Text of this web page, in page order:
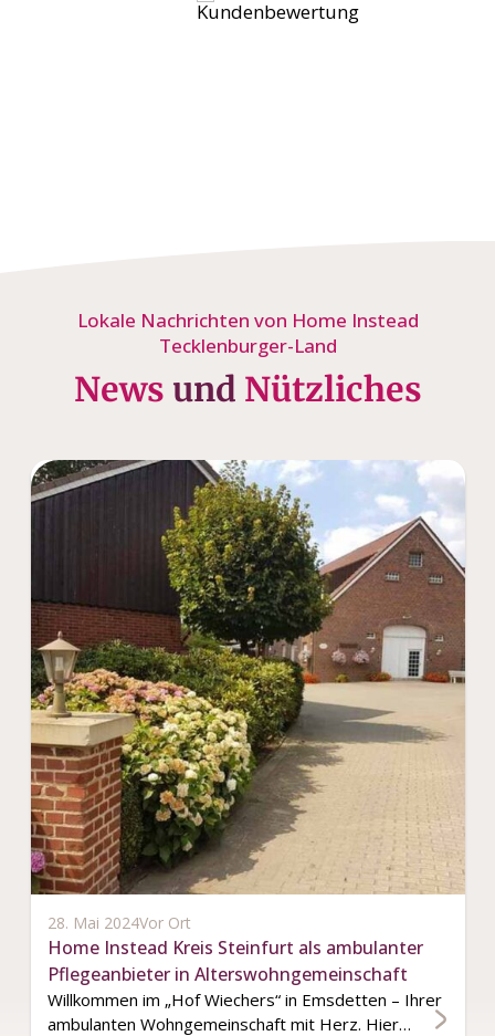
Lokale Nachrichten von Home Instead
Tecklenburger-Land
News und Nützliches
28. Mai 2024Vor Ort
Home Instead Kreis Steinfurt als ambulanter
Pflegeanbieter in Alterswohngemeinschaft
Willkommen im „Hof Wiechers“ in Emsdetten – Ihrer
ambulanten Wohngemeinschaft mit Herz. Hier…